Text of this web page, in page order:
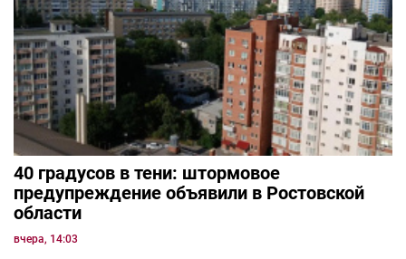
40 градусов в тени: штормовое
предупреждение объявили в Ростовской
области
вчера, 14:03